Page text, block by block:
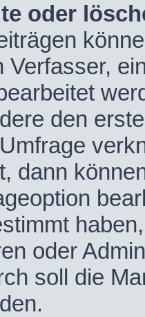
oder
Verfasser,
den
dann
oder
soll die